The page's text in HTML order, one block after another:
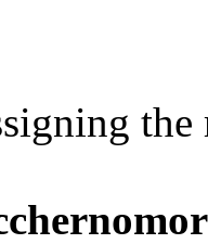
the